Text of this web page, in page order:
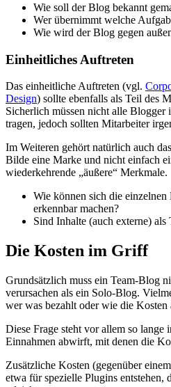
Wie soll der Blog bekannt
Wer übernimmt welche
Wie wird der Blog gegen
Einheitliches Auftreten
Das einheitliche Auftreten (vgl.
Design) sollte ebenfalls als Teil des
Sicherlich müssen nicht alle
tragen, jedoch sollten Mitarbeiter
Im Weiteren gehört natürlich auch
Bilde eine Marke und nicht einfach
wiederkehrende „äußere“ Merkmale.
Wie können sich die einzelnen
erkennbar machen?
Sind Inhalte (auch externe)
Die Kosten im Griff
Grundsätzlich muss ein Team-Blog
verursachen als ein Solo-Blog.
wer was bezahlt oder wie die Kosten
Diese Frage steht vor allem so lange
Einnahmen abwirft, mit denen die
Zusätzliche Kosten (gegenüber
etwa für spezielle Plugins entstehen,